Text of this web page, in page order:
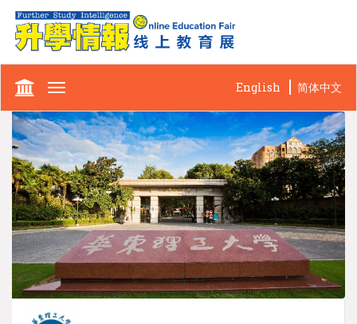
Toggle
English 简体中文